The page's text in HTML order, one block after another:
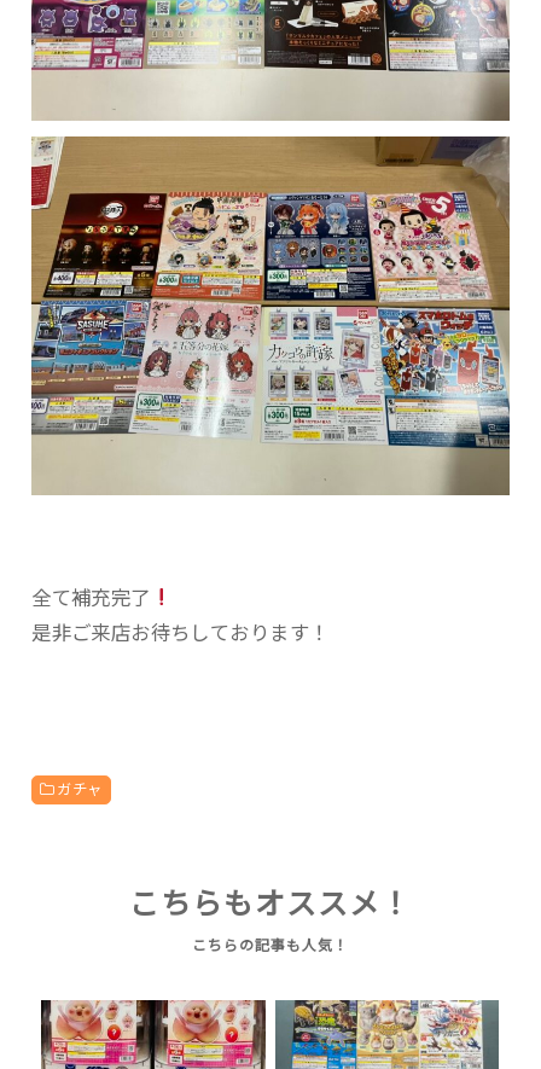
全て補充完了
是非ご来店お待ちしております！
ガチャ
こちらもオススメ！